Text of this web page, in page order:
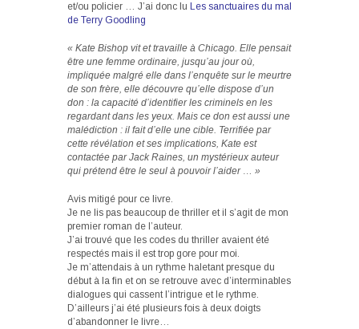
et/ou policier … J’ai donc lu Les sanctuaires du mal
de Terry Goodling
« Kate Bishop vit et travaille à Chicago. Elle pensait
être une femme ordinaire, jusqu’au jour où,
impliquée malgré elle dans l’enquête sur le meurtre
de son frère, elle découvre qu’elle dispose d’un
don : la capacité d’identifier les criminels en les
regardant dans les yeux. Mais ce don est aussi une
malédiction : il fait d’elle une cible. Terrifiée par
cette révélation et ses implications, Kate est
contactée par Jack Raines, un mystérieux auteur
qui prétend être le seul à pouvoir l’aider … »
Avis mitigé pour ce livre.
Je ne lis pas beaucoup de thriller et il s’agit de mon
premier roman de l’auteur.
J’ai trouvé que les codes du thriller avaient été
respectés mais il est trop gore pour moi.
Je m’attendais à un rythme haletant presque du
début à la fin et on se retrouve avec d’interminables
dialogues qui cassent l’intrigue et le rythme.
D’ailleurs j’ai été plusieurs fois à deux doigts
d’abandonner le livre…